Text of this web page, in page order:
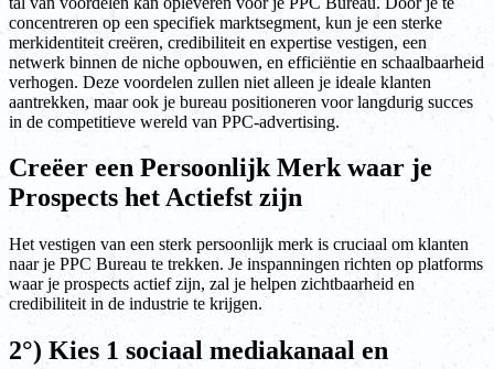
concentreren op een specifiek marktsegment, kun je een sterke
merkidentiteit creëren, credibiliteit en expertise vestigen, een
netwerk binnen de niche opbouwen, en efficiëntie en schaalbaarheid
verhogen. Deze voordelen zullen niet alleen je ideale klanten
aantrekken, maar ook je bureau positioneren voor langdurig succes
in de competitieve wereld van PPC-advertising.
Creëer een Persoonlijk Merk waar je
Prospects het Actiefst zijn
Het vestigen van een sterk persoonlijk merk is cruciaal om klanten
naar je PPC Bureau te trekken. Je inspanningen richten op platforms
waar je prospects actief zijn, zal je helpen zichtbaarheid en
credibiliteit in de industrie te krijgen.
2°) Kies 1 sociaal mediakanaal en